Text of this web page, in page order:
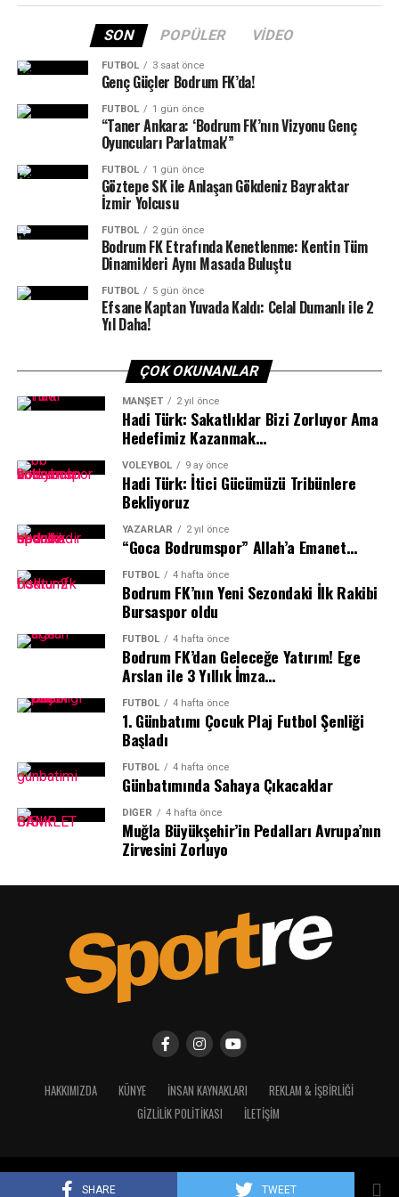
SHARE TWEET
Maximiles Black 36. The Bodrum Cup’ta Heyecan Devam
BIR ÖNCEKI
Bodrumlu Veysel Uyanık, Uluslararası Yarı Maratonda 3.
Oldu…
Sportre Dergisi’nin düzenlediği ödül töreni gecesine;
Bodrum Kaymakamı Ali Sırmalı, Bodrum Belediye
Başkanı Tamer Mandalinci, Gençlik Spor Bodrum İlçe
Müdürü Oktay Dumruk, Milli Eğitim Bodrum İlçe Müdürü
Aslan Korkmaz, Muğla Büyükşehir Belediyesi Gençlik ve
İlçe Başkanı Seha Ergene, MHP İlçe Başkanı Engin
Galipoğlu, Bodrum Belediyesi meclis üyeleri, sponsorlar,
siyaset ve iş dünyası temsilcileri ve spor dünyasının
önde gelen isimleri katıldı.
Ezgi Başıtek’in koordinatörlüğünü ve sunuculuğunu
yaptığı gece, Sportre Dergisi Genel Yayın Yönetmeni
Abdulkadir Sevindik’in konuşmasıyla başladı.
Sevindik, “Ortaya koydukları maddi-manevi emekle bu
gecenin gerçekleşmesinin en büyük sebebini oluşturan
taraftarlar ve bu yapının arkasında ki aileleri tebrik
ediyorum.” Diyerek yaptığı açılış konuşmasında şunları
SON POPÜLER VIDEO
FUTBOL 3 saat önce
Genç Güçler Bodrum FK’da!
FUTBOL 1 gün önce
“Taner Ankara: ‘Bodrum FK’nın Vizyonu Genç
Oyuncuları Parlatmak'”
FUTBOL 1 gün önce
Göztepe SK ile Anlaşan Gökdeniz Bayraktar
İzmir Yolcusu
FUTBOL 2 gün önce
Bodrum FK Etrafında Kenetlenme: Kentin Tüm
Dinamikleri Aynı Masada Buluştu
FUTBOL 5 gün önce
Efsane Kaptan Yuvada Kaldı: Celal Dumanlı ile 2
Yıl Daha!
ÇOK OKUNANLAR
MANŞET 2 yıl önce
Hadi Türk: Sakatlıklar Bizi Zorluyor Ama
Hedefimiz Kazanmak…
VOLEYBOL 9 ay önce
Hadi Türk: İtici Gücümüzü Tribünlere
Bekliyoruz
YAZARLAR 2 yıl önce
“Goca Bodrumspor” Allah’a Emanet…
FUTBOL 4 hafta önce
Bodrum FK’nın Yeni Sezondaki İlk Rakibi
Bursaspor oldu
FUTBOL 4 hafta önce
Bodrum FK’dan Geleceğe Yatırım! Ege
Arslan ile 3 Yıllık İmza…
FUTBOL 4 hafta önce
1.⁠ ⁠Günbatımı Çocuk Plaj Futbol Şenliği
Başladı
FUTBOL 4 hafta önce
Günbatımında Sahaya Çıkacaklar
DIĞER 4 hafta önce
Muğla Büyükşehir’in Pedalları Avrupa’nın
Zirvesini Zorluyo
HAKKIMIZDA KÜNYE İNSAN KAYNAKLARI
REKLAM & İŞBIRLIĞI
GIZLILIK POLITIKASI
İLETIŞIM
Copyright © 2023 - 2025 Sportre. Tüm Hakları Saklıdır.